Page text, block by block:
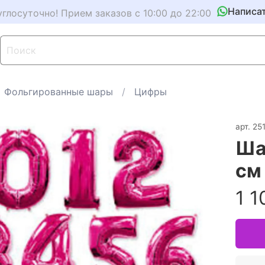
Прием заказов с 10:00 до 22:00
Фольгированные шары Цифры
арт.
см
1